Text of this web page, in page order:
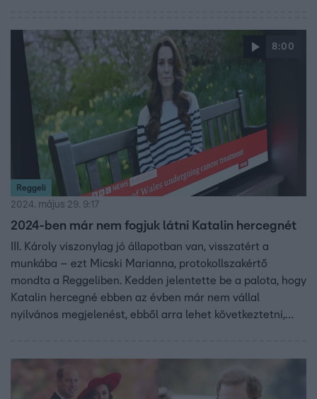
8:00
Reggeli
2024. május 29. 9:17
2024-ben már nem fogjuk látni Katalin hercegnét
III. Károly viszonylag jó állapotban van, visszatért a
munkába – ezt Micski Marianna, protokollszakértő
mondta a Reggeliben. Kedden jelentette be a palota, hogy
Katalin hercegné ebben az évben már nem vállal
nyilvános megjelenést, ebből arra lehet következtetni,